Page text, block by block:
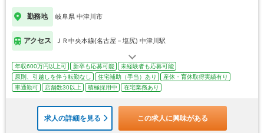
勤務地 岐阜県 中津川市
アクセス ＪＲ中央本線(名古屋－塩尻) 中津川駅
年収600万円以上可 新卒も応募可能
未経験者も応募可能
原則、引越しを伴う転勤なし
住宅補助（手当）あり
産休・育休取得実績有り
車通勤可
店舗数30以上 積極採用中 在宅業務あり
求人の詳細を見る この求人に興味がある